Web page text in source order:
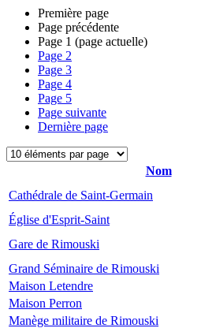
Première page
Page précédente
Page 1 (page actuelle)
Page 2
Page 3
Page 4
Page 5
Page suivante
Dernière page
Nom
Cathédrale de Saint-Germain
Église d'Esprit-Saint
Gare de Rimouski
Grand Séminaire de Rimouski
Maison Letendre
Maison Perron
Manège militaire de Rimouski